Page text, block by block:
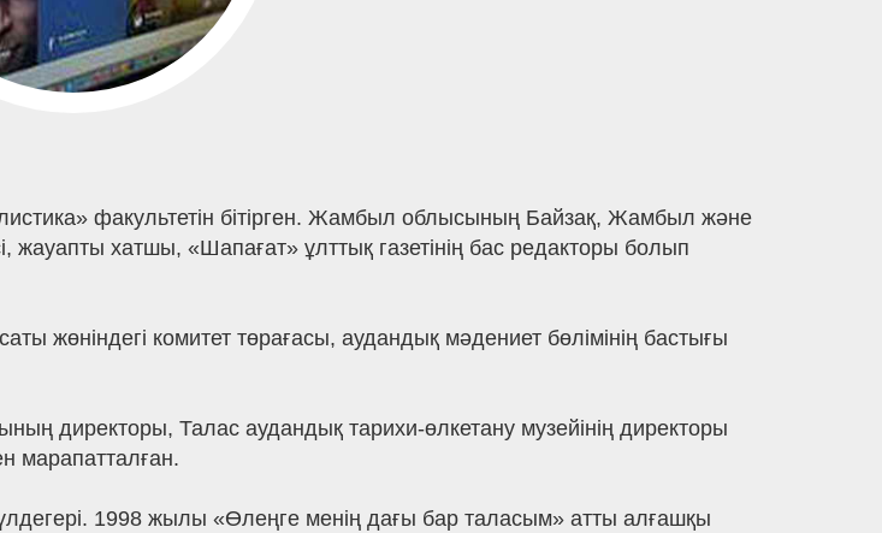
факультетін бітірген. Жамбыл облысының Байзақ, Жамбыл және
жауапты хатшы, «Шапағат» ұлттық газетінің бас редакторы болып
жөніндегі комитет төрағасы, аудандық мәдениет бөлімінің бастығы
директоры, Талас аудандық тарихи-өлкетану музейінің директоры
марапатталған.
1998 жылы «Өлеңге менің дағы бар таласым» атты алғашқы